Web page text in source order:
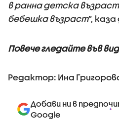
в ранна детска
бебешка възраст”,
Повече гледайте във
Редактор: Ина
Добави ни в
Google